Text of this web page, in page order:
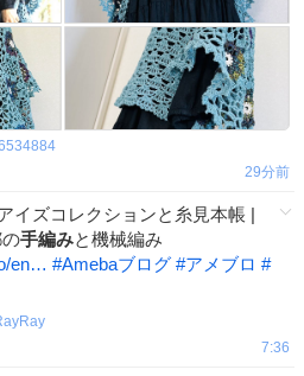
29分前
イズコレクションと糸見本帳 |
手編みと機械編み
en… #Amebaブログ #アメブロ #
7:36